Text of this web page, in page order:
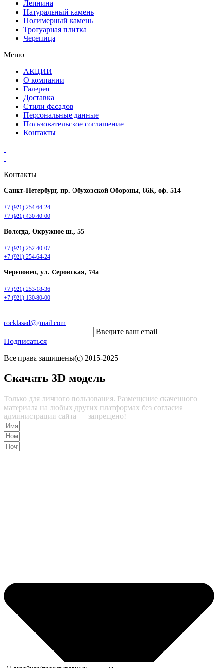
Лепнина
Натуральный камень
Полимерный камень
Тротуарная плитка
Черепица
Меню
АКЦИИ
О компании
Галерея
Доставка
Стили фасадов
Персональные данные
Пользовательское соглашение
Контакты
Контакты
Санкт-Петербург, пр. Обуховской Обороны, 86К, оф. 514
+7 (921) 254-64-24
+7 (921) 430-40-00
Вологда, Окружное ш., 55
+7 (921) 252-40-07
+7 (921) 254-64-24
Череповец, ул. Серовская, 74а
+7 (921) 253-18-36
+7 (921) 130-80-00
rockfasad@gmail.com
Введите ваш email
Подписаться
Все права защищены(с) 2015-2025
Скачать 3D модель
Только для личного пользования. Размещение скаченного
материала на любых других платформах без согласия
администрации сайта — запрещено!